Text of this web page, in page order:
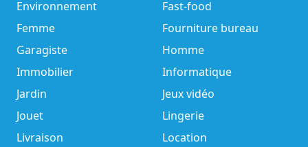
Environnement
Fast-food
Femme
Fourniture bureau
Garagiste
Homme
Immobilier
Informatique
Jardin
Jeux vidéo
Jouet
Lingerie
Livraison
Location